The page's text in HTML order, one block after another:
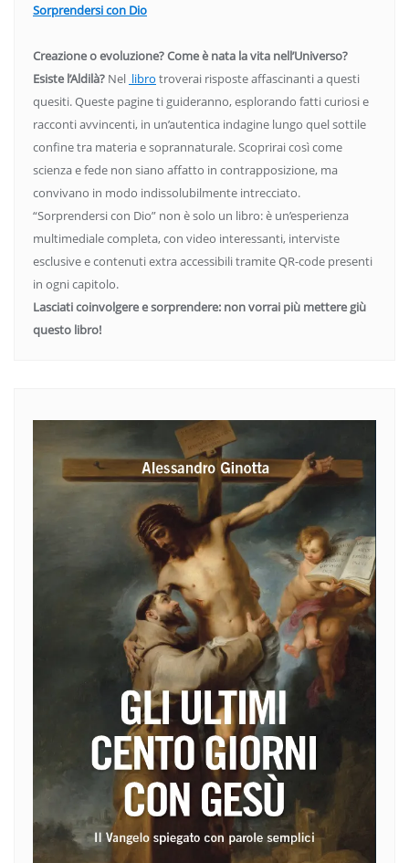
Sorprendersi con Dio
Creazione o evoluzione? Come è nata la vita nell’Universo?
Esiste l’Aldilà? Nel libro troverai risposte affascinanti a questi
quesiti. Queste pagine ti guideranno, esplorando fatti curiosi e
racconti avvincenti, in un’autentica indagine lungo quel sottile
confine tra materia e soprannaturale. Scoprirai così come
scienza e fede non siano affatto in contrapposizione, ma
convivano in modo indissolubilmente intrecciato.
“Sorprendersi con Dio” non è solo un libro: è un’esperienza
multimediale completa, con video interessanti, interviste
esclusive e contenuti extra accessibili tramite QR-code presenti
in ogni capitolo.
Lasciati coinvolgere e sorprendere: non vorrai più mettere giù
questo libro!